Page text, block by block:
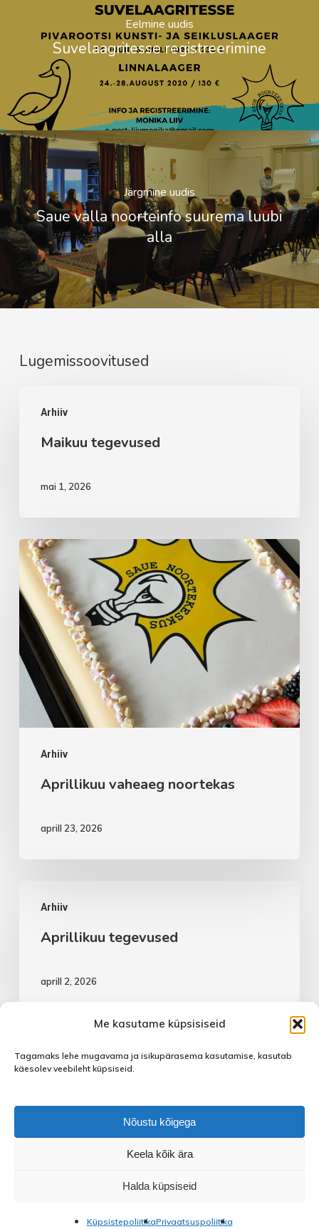
Me kasutame küpsisiseid
Tagamaks lehe mugavama ja isikupärasema kasutamise, kasutab
käesolev veebileht küpsiseid.
Nõustu kõigega
Keela kõik ära
Halda küpsiseid
KüpsistepoliitikaPrivaatsuspoliitika
Eelmine uudis
Suvelaagritesse registreerimine
Järgmine uudis
Saue valla noorteinfo suurema luubi
alla
Lugemissoovitused
Arhiiv
tegevused
Maikuu tegevused
mai 1, 2026
Arhiiv
Aprillikuu
vaheaeg
noortekas
Aprillikuu vaheaeg noortekas
aprill 23, 2026
Arhiiv
tegevused
Aprillikuu tegevused
aprill 2, 2026
© 2026 Saue Noortekeskus.